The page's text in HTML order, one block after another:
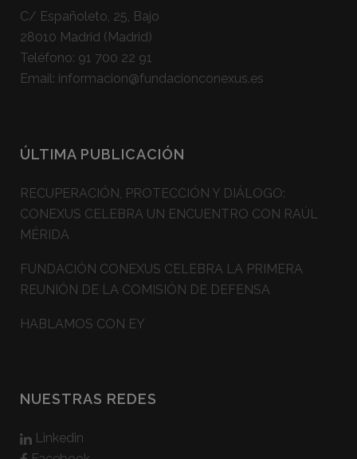
C/ Españoleto, 25, Bajo
28010 Madrid (Madrid)
Teléfono: 91 700 22 91
Email: informacion@fundacionconexus.es
ÚLTIMA PUBLICACIÓN
RECUPERACIÓN, PROTECCIÓN Y DIÁLOGO:
CONEXUS CELEBRA UN ENCUENTRO CON RAÚL
MÉRIDA
FUNDACIÓN CONEXUS CELEBRA LA PRIMERA
REUNIÓN DE LA COMISIÓN DE DEFENSA
HABLAMOS CON EY
NUESTRAS REDES
Linkedin